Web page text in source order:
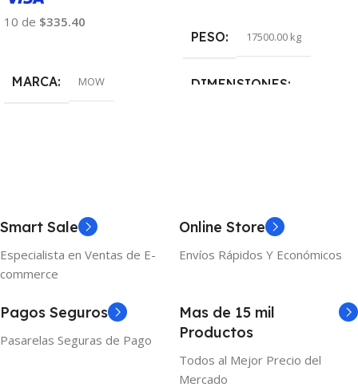
10 de $335.40
MARCA MOW
PESO 17500.00 kg
DIMENSIONES
Smart Sale
Especialista en Ventas de E-
commerce
Online Store
Envíos Rápidos Y Económicos
Pagos Seguros
Pasarelas Seguras de Pago
Mas de 15 mil
Productos
Todos al Mejor Precio del
Mercado